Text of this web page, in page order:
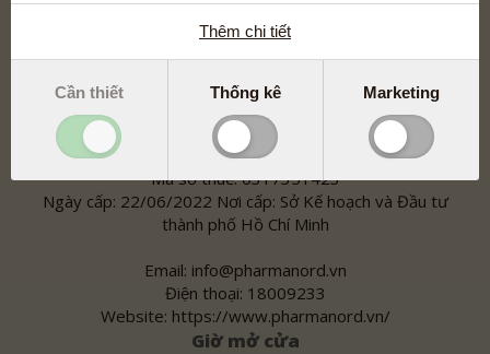
học tối ưu.
Địa chỉ
CÔNG TY TNHH PHARMA NORD VIỆT NAM
Địa chỉ: Tầng 6 và 7, tòa nhà Mê Linh Point Tower, số 2
Ngô Đức Kế, Phường Bến Nghé,
Quận 1, Thành phố Hồ Chí Minh
Mã số thuế: 0317351423
Ngày cấp: 22/06/2022 Nơi cấp: Sở Kế hoạch và Đầu tư
thành phố Hồ Chí Minh
Email: info@pharmanord.vn
Điện thoại: 18009233
Website: https://www.pharmanord.vn/
Giờ mở cửa
Thêm chi tiết
Cần thiết Thống kê Marketing